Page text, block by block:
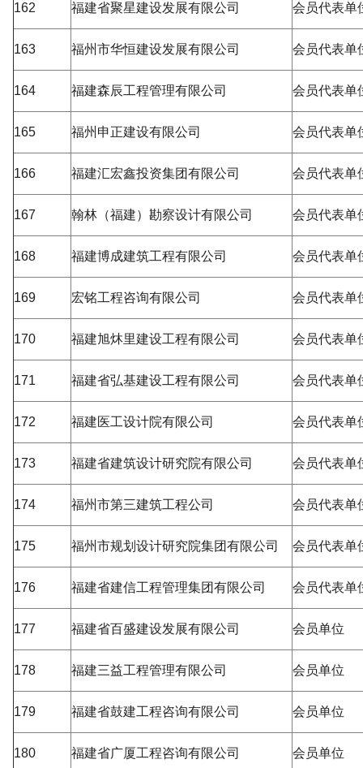
162 福建省聚星建设发展有限公司 会员代表单
163 福州市华恒建设发展有限公司 会员代表单
164 福建森辰工程管理有限公司 会员代表单
165 福州申正建设有限公司 会员代表单
166 福建汇宏鑫投资集团有限公司 会员代表单
167 翰林（福建）勘察设计有限公司 会员代表单
168 福建博成建筑工程有限公司 会员代表单
169 宏铭工程咨询有限公司 会员代表单
170 福建旭炑里建设工程有限公司 会员代表单
171 福建省弘基建设工程有限公司 会员代表单
172 福建医工设计院有限公司 会员代表单
173 福建省建筑设计研究院有限公司 会员代表单
174 福州市第三建筑工程公司 会员代表单
175 福州市规划设计研究院集团有限公司 会员代表单
176 福建省建信工程管理集团有限公司 会员代表单
177 福建省百盛建设发展有限公司 会员单位
178 福建三益工程管理有限公司 会员单位
179 福建省鼓建工程咨询有限公司 会员单位
180 福建省广厦工程咨询有限公司 会员单位